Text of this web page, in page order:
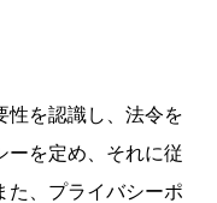
性を認識し、法令を
ーを定め、それに従
た、プライバシーポ